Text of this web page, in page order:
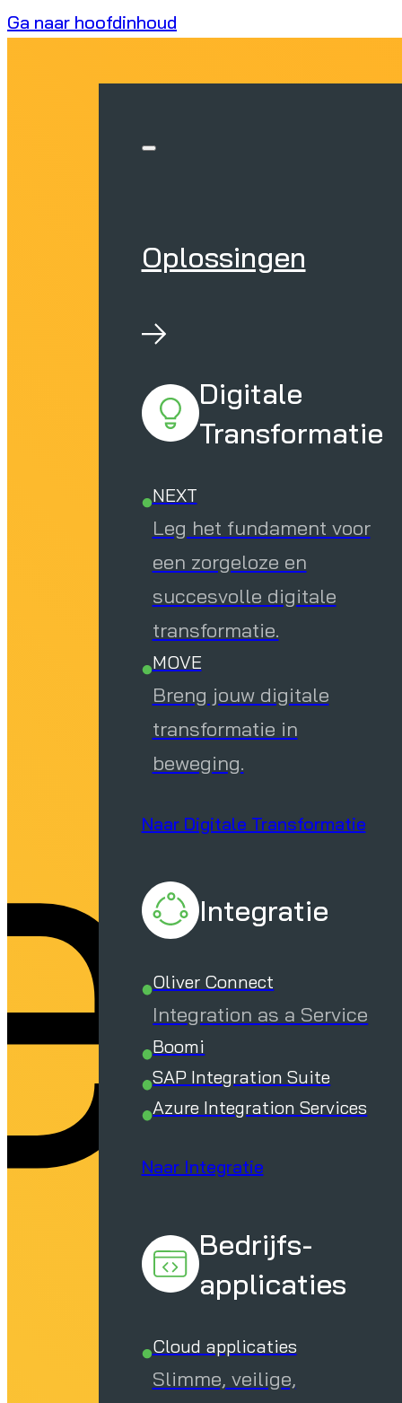
Ga naar hoofdinhoud
Oplossingen
Digitale
Transformatie
NEXT
Leg het fundament voor
een zorgeloze en
succesvolle digitale
transformatie.
MOVE
Breng jouw digitale
transformatie in
beweging.
Naar Digitale Transformatie
Integratie
Oliver Connect
Integration as a Service
Boomi
SAP Integration Suite
Azure Integration Services
Naar Integratie
Bedrijfs-
applicaties
Cloud applicaties
Slimme, veilige,